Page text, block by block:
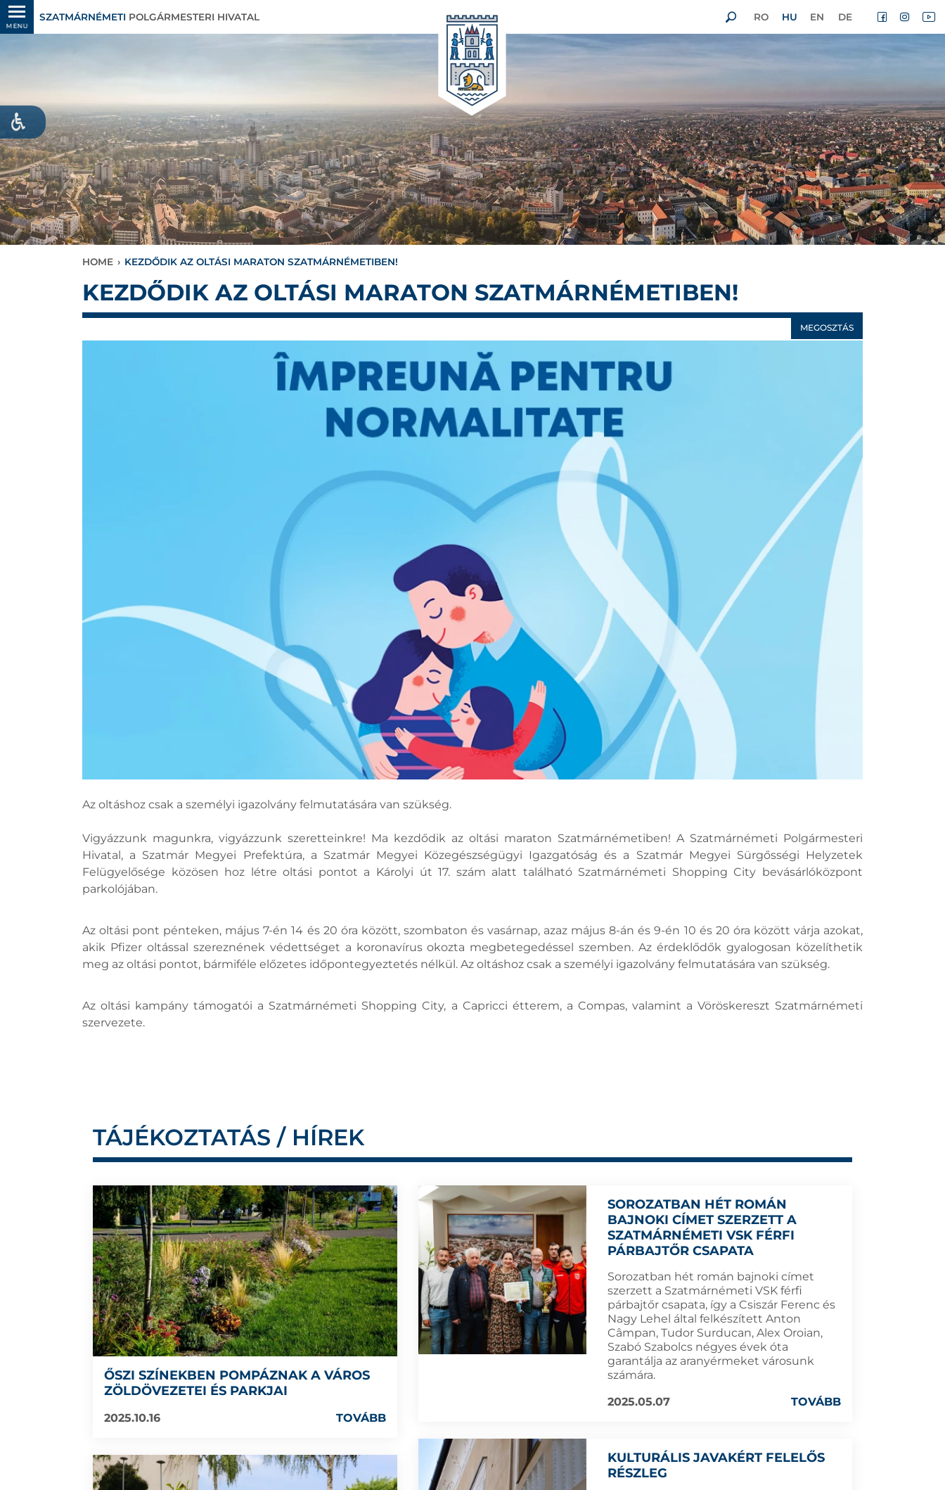
MENU
SZATMÁRNÉMETI POLGÁRMESTERI HIVATAL RO HU EN DE
HOME › KEZDŐDIK AZ OLTÁSI MARATON SZATMÁRNÉMETIBEN!
KEZDŐDIK AZ OLTÁSI MARATON SZATMÁRNÉMETIBEN!
MEGOSZTÁS
Az oltáshoz csak a személyi igazolvány felmutatására van szükség.
Vigyázzunk magunkra, vigyázzunk szeretteinkre! Ma kezdődik az oltási maraton Szatmárnémetiben! A Szatmárnémeti Polgármesteri
Hivatal, a Szatmár Megyei Prefektúra, a Szatmár Megyei Közegészségügyi Igazgatóság és a Szatmár Megyei Sürgősségi Helyzetek
Felügyelősége közösen hoz létre oltási pontot a Károlyi út 17. szám alatt található Szatmárnémeti Shopping City bevásárlóközpont
parkolójában.
Az oltási pont pénteken, május 7-én 14 és 20 óra között, szombaton és vasárnap, azaz május 8-án és 9-én 10 és 20 óra között várja azokat,
akik Pfizer oltással szereznének védettséget a koronavírus okozta megbetegedéssel szemben. Az érdeklődők gyalogosan közelíthetik
meg az oltási pontot, bármiféle előzetes időpontegyeztetés nélkül. Az oltáshoz csak a személyi igazolvány felmutatására van szükség.
Az oltási kampány támogatói a Szatmárnémeti Shopping City, a Capricci étterem, a Compas, valamint a Vöröskereszt Szatmárnémeti
szervezete.
TÁJÉKOZTATÁS / HÍREK
ŐSZI SZÍNEKBEN POMPÁZNAK A VÁROS
ZÖLDÖVEZETEI ÉS PARKJAI
2025.10.16 TOVÁBB
SOROZATBAN HÉT ROMÁN
BAJNOKI CÍMET SZERZETT A
SZATMÁRNÉMETI VSK FÉRFI
PÁRBAJTŐR CSAPATA
Sorozatban hét román bajnoki címet
szerzett a Szatmárnémeti VSK férfi
párbajtőr csapata, így a Csiszár Ferenc és
Nagy Lehel által felkészített Anton
Câmpan, Tudor Surducan, Alex Oroian,
Szabó Szabolcs négyes évek óta
garantálja az aranyérmeket városunk
számára.
2025.05.07
TOVÁBB
KULTURÁLIS JAVAKÉRT FELELŐS
RÉSZLEG